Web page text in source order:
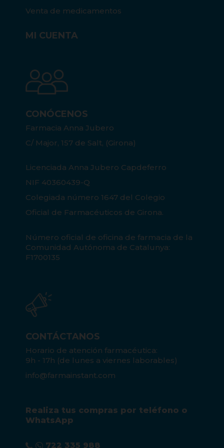
Venta de medicamentos
MI CUENTA
CONÓCENOS
Farmacia Anna Jubero
C/ Major, 157 de Salt, (Girona)
Licenciada Anna Jubero Capdeferro
NIF 40360439-Q
Colegiada número 1647 del Colegio
Oficial de Farmacéuticos de Girona.
Número oficial de oficina de farmacia de la
Comunidad Autónoma de Catalunya:
F1700135
CONTÁCTANOS
Horario de atención farmacéutica:
9h - 17h (de lunes a viernes laborables)
info@farmainstant.com
Realiza tus compras por teléfono o
WhatsApp
722 335 988